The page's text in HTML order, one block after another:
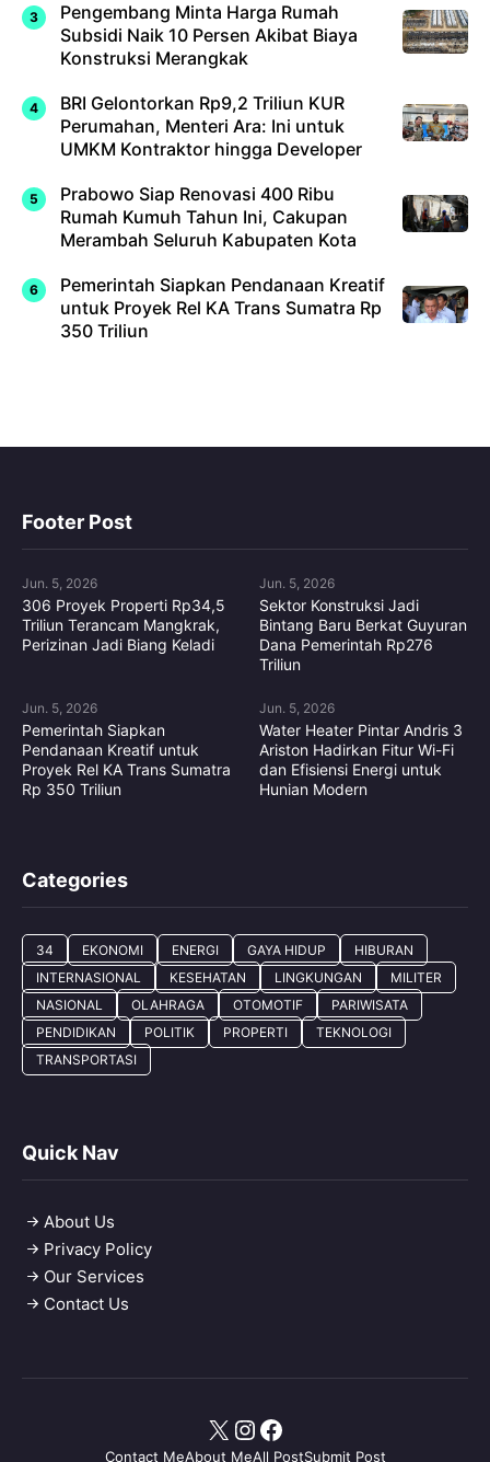
Pengembang Minta Harga Rumah
Subsidi Naik 10 Persen Akibat Biaya
Konstruksi Merangkak
BRI Gelontorkan Rp9,2 Triliun KUR
Perumahan, Menteri Ara: Ini untuk
UMKM Kontraktor hingga Developer
Prabowo Siap Renovasi 400 Ribu
Rumah Kumuh Tahun Ini, Cakupan
Merambah Seluruh Kabupaten Kota
Pemerintah Siapkan Pendanaan Kreatif
untuk Proyek Rel KA Trans Sumatra Rp
350 Triliun
Footer Post
Jun. 5, 2026
306 Proyek Properti Rp34,5
Triliun Terancam Mangkrak,
Perizinan Jadi Biang Keladi
Jun. 5, 2026
Sektor Konstruksi Jadi
Bintang Baru Berkat Guyuran
Dana Pemerintah Rp276
Triliun
Jun. 5, 2026
Pemerintah Siapkan
Pendanaan Kreatif untuk
Proyek Rel KA Trans Sumatra
Rp 350 Triliun
Jun. 5, 2026
Water Heater Pintar Andris 3
Ariston Hadirkan Fitur Wi-Fi
dan Efisiensi Energi untuk
Hunian Modern
Categories
34 EKONOMI ENERGI GAYA HIDUP
HIBURAN
INTERNASIONAL
KESEHATAN LINGKUNGAN
MILITER
NASIONAL
OLAHRAGA OTOMOTIF
PARIWISATA
PENDIDIKAN
POLITIK PROPERTI
TEKNOLOGI
TRANSPORTASI
Quick Nav
About Us
Privacy Policy
Our Services
Contact Us
Contact MeAbout MeAll PostSubmit Post
X Instagram
Facebook